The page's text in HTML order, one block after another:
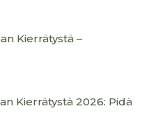
Kierrätystä –
Kierrätystä 2026: Pidä